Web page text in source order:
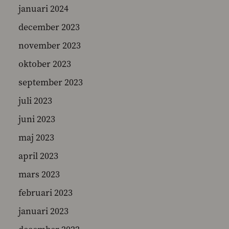
januari 2024
december 2023
november 2023
oktober 2023
september 2023
juli 2023
juni 2023
maj 2023
april 2023
mars 2023
februari 2023
januari 2023